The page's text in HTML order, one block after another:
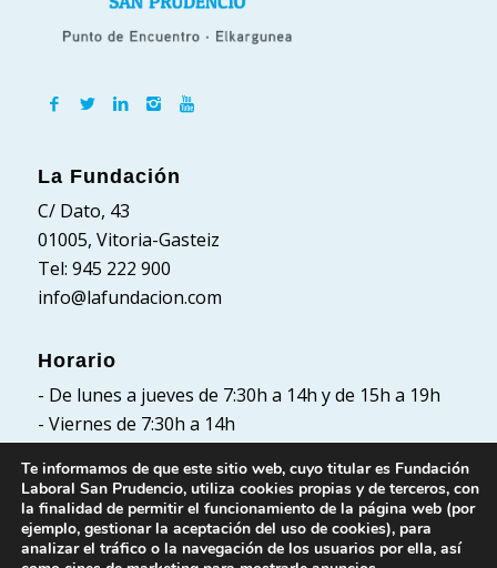
La Fundación
C/ Dato, 43
01005, Vitoria-Gasteiz
Tel: 945 222 900
info@lafundacion.com
Horario
- De lunes a jueves de 7:30h a 14h y de 15h a 19h
- Viernes de 7:30h a 14h
Políticas
Política de Privacidad
Te informamos de que este sitio web, cuyo titular es Fundación
Laboral San Prudencio, utiliza cookies propias y de terceros, con
la finalidad de permitir el funcionamiento de la página web (por
ejemplo, gestionar la aceptación del uso de cookies), para
analizar el tráfico o la navegación de los usuarios por ella, así